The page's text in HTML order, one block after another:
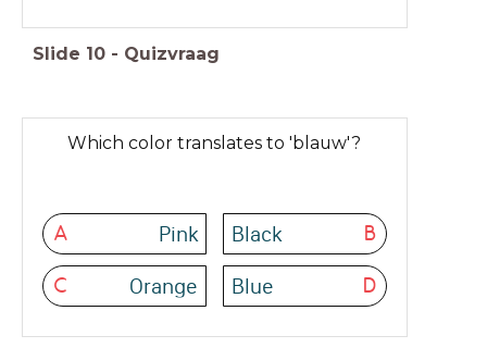
Slide 10 - Quizvraag
Which color translates to 'blauw'?
A Pink B
Black
C Orange D
Blue